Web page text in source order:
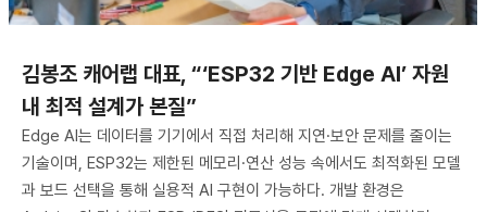
김봉조 캐어랩 대표, “‘ESP32 기반 Edge AI’ 자원
내 최적 설계가 본질”
Edge AI는 데이터를 기기에서 직접 처리해 지연·보안 문제를 줄이는
기술이며, ESP32는 제한된 메모리·연산 성능 속에서도 최적화된 모델
과 보드 선택을 통해 실용적 AI 구현이 가능하다. 개발 환경은